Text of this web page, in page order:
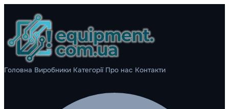
Головна Виробники Категорії Про нас Контакти